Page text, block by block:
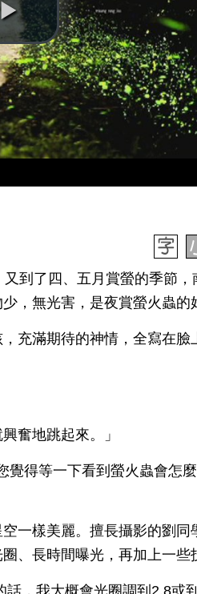
又到了四、五月賞螢的季節
，無光害，是夜賞螢火蟲的
充滿期待的神情，全寫在臉
奮地跳起來。」
覺得等一下看到螢火蟲會怎
一樣美麗。擅長攝影的劉同
、長時間曝光，再加上一些